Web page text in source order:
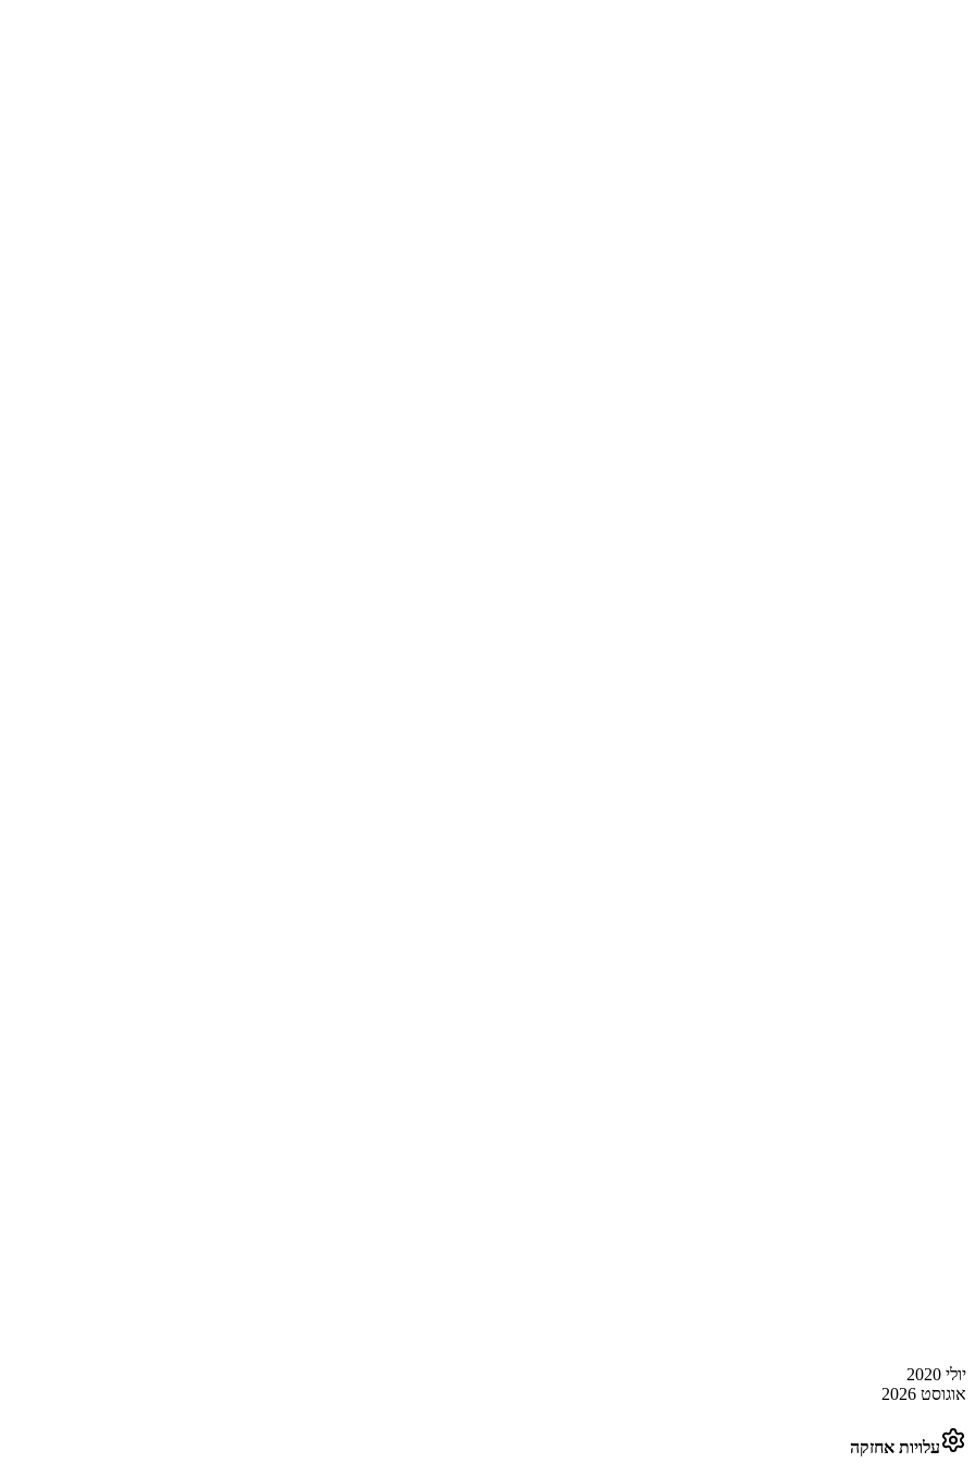
יולי 2020
אוגוסט 2026
עלויות אחזקה